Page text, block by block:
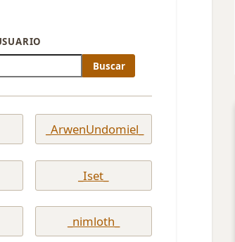
Buscar
_ArwenUndomiel_
_Iset_
_nimloth_